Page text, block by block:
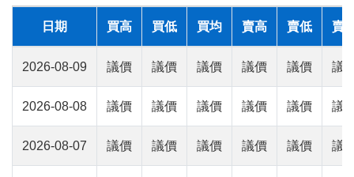
日期 買高 買低 買均 賣高 賣低 賣
2026-08-09 議價 議價 議價 議價 議價 議
2026-08-08 議價 議價 議價 議價 議價 議
2026-08-07 議價 議價 議價 議價 議價 議